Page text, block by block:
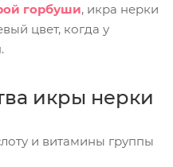
горбуши, икра нерки
цвет, когда у
икры нерки
и витамины группы